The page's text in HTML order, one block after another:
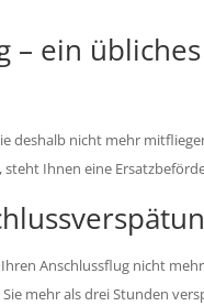
– ein
deshalb nicht mehr
steht Ihnen eine
Anschlussflug nicht
mehr als drei Stunden